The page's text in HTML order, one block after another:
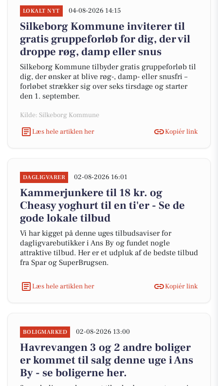
LOKALT NYT 04-08-2026 14:15
Silkeborg Kommune inviterer til
gratis gruppeforløb for dig, der vil
droppe røg, damp eller snus
Silkeborg Kommune tilbyder gratis gruppeforløb til
dig, der ønsker at blive røg-, damp- eller snusfri –
forløbet strækker sig over seks tirsdage og starter
den 1. september.
Kilde: Silkeborg Kommune
Læs hele artiklen her
Kopiér link
DAGLIGVARER 02-08-2026 16:01
Kammerjunkere til 18 kr. og
Cheasy yoghurt til en ti'er - Se de
gode lokale tilbud
Vi har kigget på denne uges tilbudsaviser for
dagligvarebutikker i Ans By og fundet nogle
attraktive tilbud. Her er et udpluk af de bedste tilbud
fra Spar og SuperBrugsen.
Læs hele artiklen her Kopiér link
BOLIGMARKED 02-08-2026 13:00
Havrevangen 3 og 2 andre boliger
er kommet til salg denne uge i Ans
By - se boligerne her.